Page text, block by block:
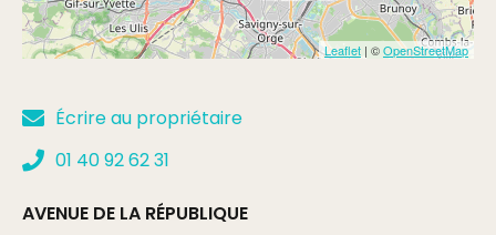
Leaflet | ©OpenStreetMap
Écrire au propriétaire
01 40 92 62 31
AVENUE DE LA RÉPUBLIQUE